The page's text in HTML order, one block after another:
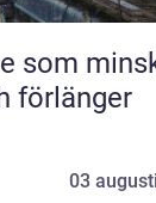
som
förlänger
03